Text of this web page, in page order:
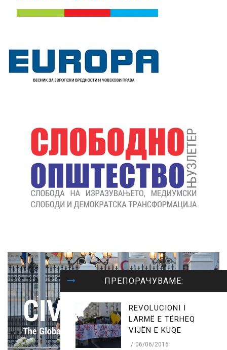
ПРЕПОРАЧУВАМЕ:
REVOLUCIONI I
LARMË E TËRHEQ
VIJËN E KUQE
06/06/2016